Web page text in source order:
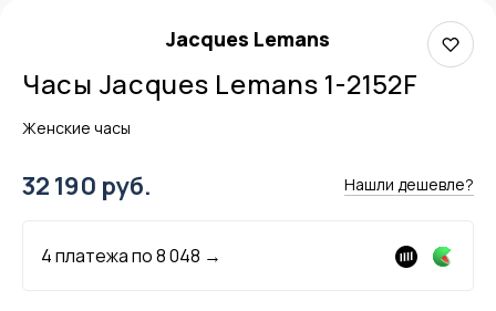
Jacques Lemans
Часы Jacques Lemans 1-2152F
Женские часы
32 190 руб. Нашли дешевле?
4 платежа по8 048 →